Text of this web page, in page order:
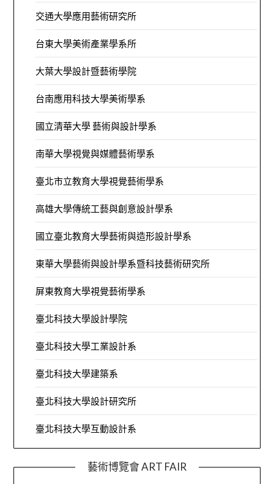
交通大學應用藝術研究所
台東大學美術產業學系所
大葉大學設計暨藝術學院
台南應用科技大學美術學系
國立清華大學 藝術與設計學系
南華大學視覺與媒體藝術學系
臺北市立教育大學視覺藝術學系
高雄大學傳統工藝與創意設計學系
國立臺北教育大學藝術與造形設計學系
東華大學藝術與設計學系暨科技藝術研究所
屏東教育大學視覺藝術學系
臺北科技大學設計學院
臺北科技大學工業設計系
臺北科技大學建築系
臺北科技大學設計研究所
臺北科技大學互動設計系
藝術博覽會 ART FAIR